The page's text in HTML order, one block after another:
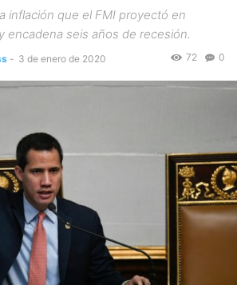
inflación que el FMI proyectó en
encadena seis años de recesión.
- 3 de enero de 2020 0
72